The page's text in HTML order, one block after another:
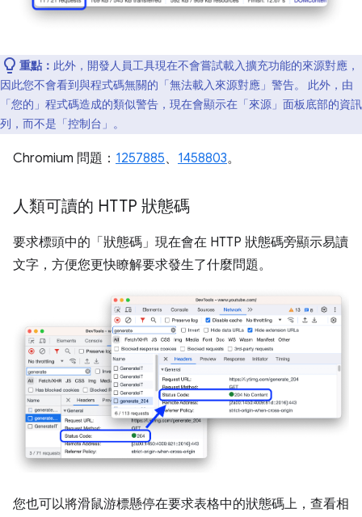
重點： 此外，開發人員工具現在不會嘗試載入擴充功能的來源對應，
因此您不會看到與程式碼無關的「無法載入來源對應」警告。 此外，由
「您的」 程式碼造成的類似警告，現在會顯示在「來源」 面板底部的資訊
列，而不是「控制台」 。
Chromium 問題： 1257885、 1458803。
人類可讀的 HTTP 狀態碼
要求標頭中的「狀態碼」 現在會在 HTTP 狀態碼旁顯示易讀
文字，方便您更快瞭解要求發生了什麼問題。
您也可以將滑鼠游標懸停在要求表格中的狀態碼上，查看相